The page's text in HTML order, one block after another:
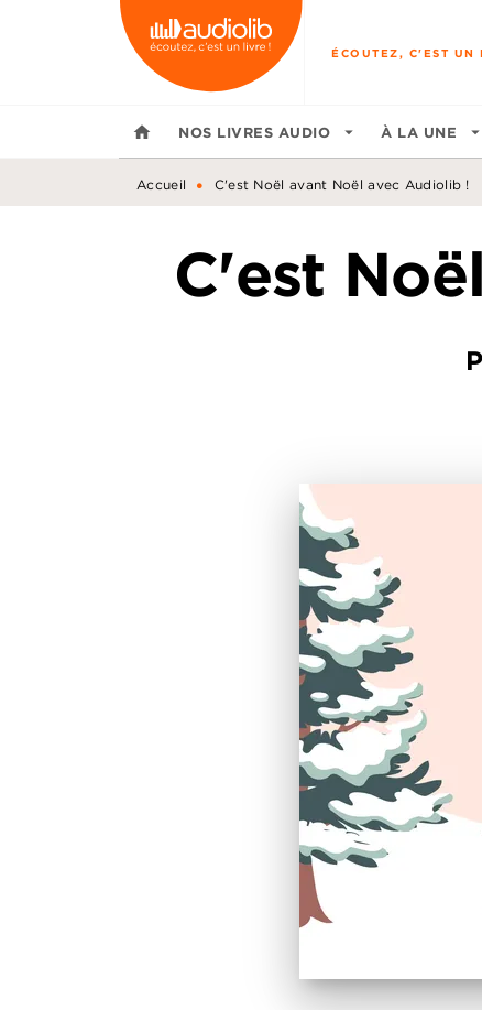
MENU RECHERCHE
ÉCOUTEZ, C'EST UN
home NOS LIVRES AUDIO arrow_drop_down À LA UNE arrow_drop_down
Accueil • C'est Noël avant Noël avec Audiolib !
C'est